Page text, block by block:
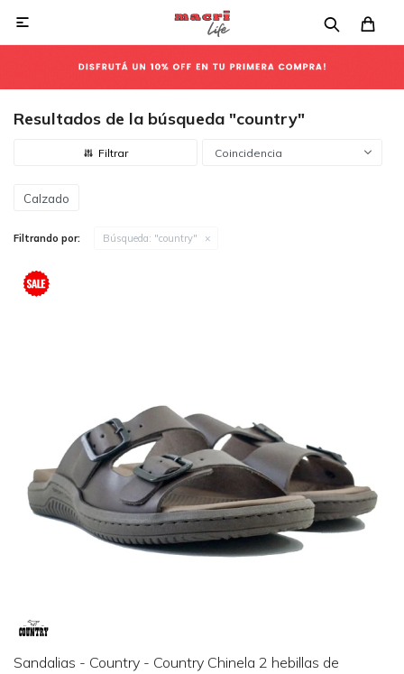

Resultados de la búsqueda "country"
Coincidencia
Calzado
Filtrando por: Búsqueda: "country"
Sandalias - Country - Country Chinela 2 hebillas de